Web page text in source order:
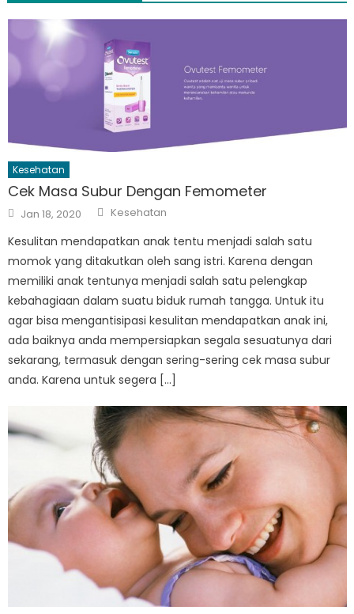
Kesehatan
Cek Masa Subur Dengan Femometer
Posted
on
Jan 18, 2020 Author
Kesehatan
Kesulitan mendapatkan anak tentu menjadi salah satu
momok yang ditakutkan oleh sang istri. Karena dengan
memiliki anak tentunya menjadi salah satu pelengkap
kebahagiaan dalam suatu biduk rumah tangga. Untuk itu
agar bisa mengantisipasi kesulitan mendapatkan anak ini,
ada baiknya anda mempersiapkan segala sesuatunya dari
sekarang, termasuk dengan sering-sering cek masa subur
anda. Karena untuk segera […]